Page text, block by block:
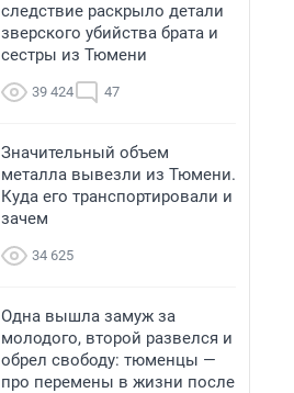
следствие раскрыло детали
зверского убийства брата и
сестры из Тюмени
39 424 47
Значительный объем
металла вывезли из Тюмени.
Куда его транспортировали и
зачем
34 625
Одна вышла замуж за
молодого, второй развелся и
обрел свободу: тюменцы —
про перемены в жизни после